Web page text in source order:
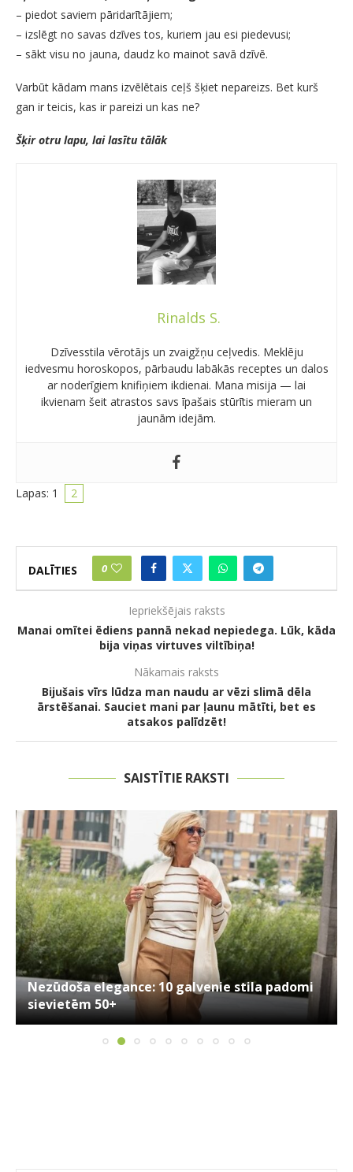
– piedot saviem pāridarītājiem;
– izslēgt no savas dzīves tos, kuriem jau esi piedevusi;
– sākt visu no jauna, daudz ko mainot savā dzīvē.
Varbūt kādam mans izvēlētais ceļš šķiet nepareizs. Bet kurš
gan ir teicis, kas ir pareizi un kas ne?
Šķir otru lapu, lai lasītu tālāk
Rinalds S.
Dzīvesstila vērotājs un zvaigžņu ceļvedis. Meklēju
iedvesmu horoskopos, pārbaudu labākās receptes un dalos
ar noderīgiem knifiņiem ikdienai. Mana misija — lai
ikvienam šeit atrastos savs īpašais stūrītis mieram un
jaunām idejām.
Lapas: 1 2
DALĪTIES 0
Iepriekšējais raksts
Manai omītei ēdiens pannā nekad nepiedega. Lūk, kāda
bija viņas virtuves viltībiņa!
Nākamais raksts
Bijušais vīrs lūdza man naudu ar vēzi slimā dēla
ārstēšanai. Sauciet mani par ļaunu mātīti, bet es
atsakos palīdzēt!
SAISTĪTIE RAKSTI
Nezūdoša elegance: 10 galvenie stila padomi
sievietēm 50+